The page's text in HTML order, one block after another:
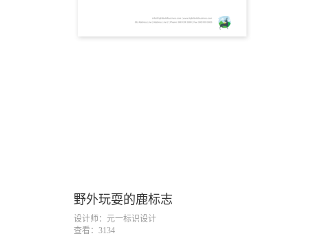
野外玩耍的鹿标志
设计师：元一标识设计
查看：3134